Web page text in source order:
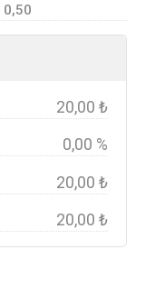
0,50
20,00 ₺
0,00 %
20,00 ₺
20,00 ₺